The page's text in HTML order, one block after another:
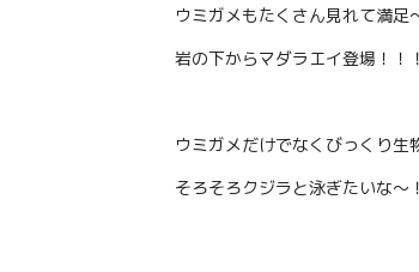
ウミガメもたくさん見れて満足
岩の下からマダラエイ登場！
ウミガメだけでなくびっくり生
そろそろクジラと泳ぎたいな～